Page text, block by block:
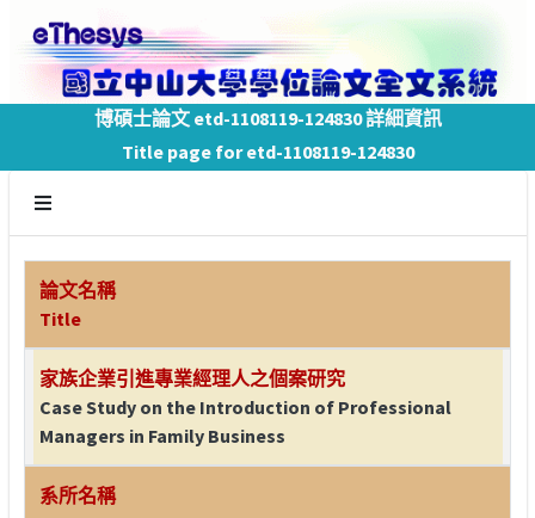
博碩士論文 etd-1108119-124830 詳細資訊
Title page for etd-1108119-124830
論文名稱
Title
家族企業引進專業經理人之個案研究
Case Study on the Introduction of Professional
Managers in Family Business
系所名稱